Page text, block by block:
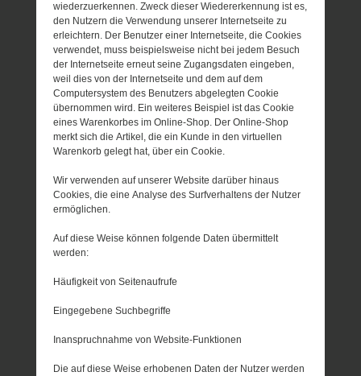
wiederzuerkennen. Zweck dieser Wiedererkennung ist es,
den Nutzern die Verwendung unserer Internetseite zu
erleichtern. Der Benutzer einer Internetseite, die Cookies
verwendet, muss beispielsweise nicht bei jedem Besuch
der Internetseite erneut seine Zugangsdaten eingeben,
weil dies von der Internetseite und dem auf dem
Computersystem des Benutzers abgelegten Cookie
übernommen wird. Ein weiteres Beispiel ist das Cookie
eines Warenkorbes im Online-Shop. Der Online-Shop
merkt sich die Artikel, die ein Kunde in den virtuellen
Warenkorb gelegt hat, über ein Cookie.
Wir verwenden auf unserer Website darüber hinaus
Cookies, die eine Analyse des Surfverhaltens der Nutzer
ermöglichen.
Auf diese Weise können folgende Daten übermittelt
werden:
Häufigkeit von Seitenaufrufe
Eingegebene Suchbegriffe
Inanspruchnahme von Website-Funktionen
Die auf diese Weise erhobenen Daten der Nutzer werden